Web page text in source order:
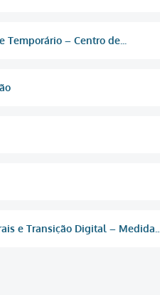
– Centro de...
e Transição Digital – Medida...